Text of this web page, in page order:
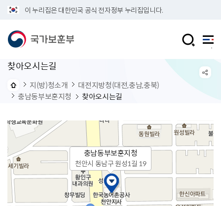
이 누리집은 대한민국 공식 전자정부 누리집입니다.
찾아오시는길
지(방)청소개
대전지방청(대전,충남,충북)
충남동부보훈지청
찾아오시는길
충남동부보훈지청
천안시 동남구 원성1길 19